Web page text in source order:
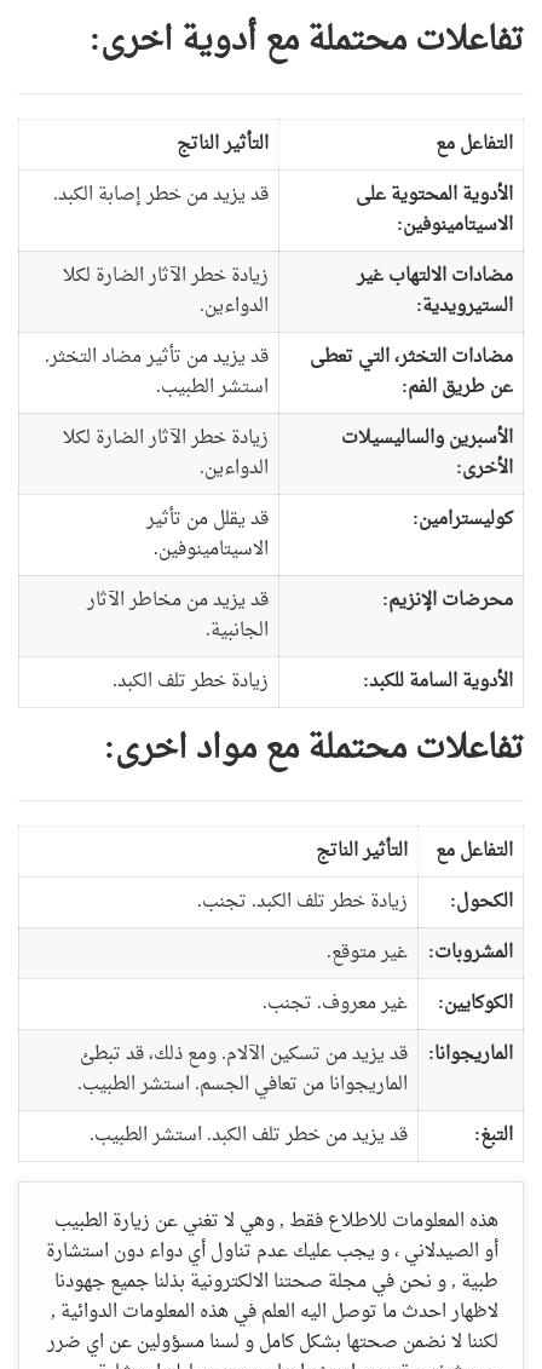
تفاعلات محتملة مع أدوية اخرى:
التفاعل مع
التأثير الناتج
الأدوية المحتوية على
الاسيتامينوفين:
قد يزيد من خطر إصابة الكبد.
مضادات الالتهاب غير
الستيرويدية:
زيادة خطر الآثار الضارة لكلا
الدواءين.
مضادات التخثر، التي تعطى
عن طريق الفم:
قد يزيد من تأثير مضاد التخثر.
استشر الطبيب.
الأسبرين والساليسيلات
الأخرى:
زيادة خطر الآثار الضارة لكلا
الدواءين.
كوليسترامين:
قد يقلل من تأثير
الاسيتامينوفين.
محرضات الإنزيم:
قد يزيد من مخاطر الآثار
الجانبية.
الأدوية السامة للكبد:
زيادة خطر تلف الكبد.
تفاعلات محتملة مع مواد اخرى:
التفاعل مع
التأثير الناتج
الكحول:
زيادة خطر تلف الكبد. تجنب.
المشروبات:
غير متوقع.
الكوكايين:
غير معروف. تجنب.
الماريجوانا:
قد يزيد من تسكين الآلام. ومع ذلك، قد تبطئ
الماريجوانا من تعافي الجسم. استشر الطبيب.
التبغ:
قد يزيد من خطر تلف الكبد. استشر الطبيب.
هذه المعلومات للاطلاع فقط , وهي لا تغني عن زيارة الطبيب
أو الصيدلاني ، و يجب عليك عدم تناول أي دواء دون استشارة
طبية , و نحن في مجلة صحتنا الالكترونية بذلنا جميع جهودنا
لاظهار احدث ما توصل اليه العلم في هذه المعلومات الدوائية ,
لكننا لا نضمن صحتها بشكل كامل و لسنا مسؤولين عن اي ضرر